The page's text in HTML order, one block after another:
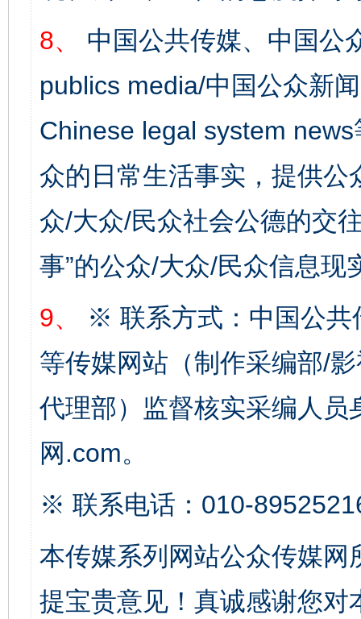
8、
中国公共传媒、中国公
publics media/中国公众新
Chinese legal system
众的日常生活事实，提供
众/大众/民众社会公德的交
事”的公众/大众/民众信息现
9、
※ 联系方式：中国公共
等传媒网站（制作采编部/
代理部）监督核实采编人员
网.com。
※ 联系电话：010-
本传媒系列网站公众传媒
提宝贵意见！真诚感谢您
网上购药对药下症？
这是一记警钟！ 谢
今